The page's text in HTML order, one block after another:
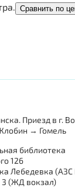
Сравнить по
Приезд в г.
→ Гомель
библиотека
126
Лебедевка (АЗС
3 (ЖД вокзал)